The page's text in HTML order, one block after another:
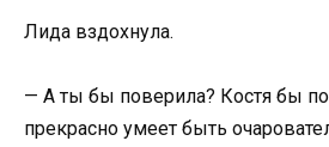
Лида вздохнула.
— А ты бы поверила? Костя бы
прекрасно умеет быть